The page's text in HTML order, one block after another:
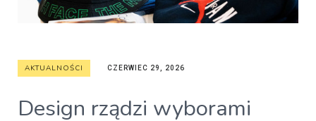
AKTUALNOŚCI CZERWIEC 29, 2026
Design rządzi wyborami